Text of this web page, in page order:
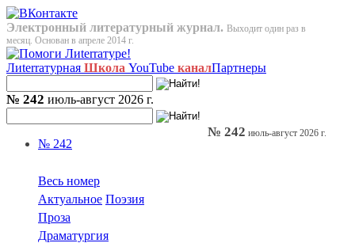
Электронный литературный журнал. Выходит один раз в
месяц. Основан в апреле 2014 г.
Лиterraтурная Школа YouTube каналПартнеры
№ 242 июль-август 2026 г.
№ 242
Весь номер
Актуальное Поэзия
Проза
Драматургия
№ 242 июль-август 2026 г.